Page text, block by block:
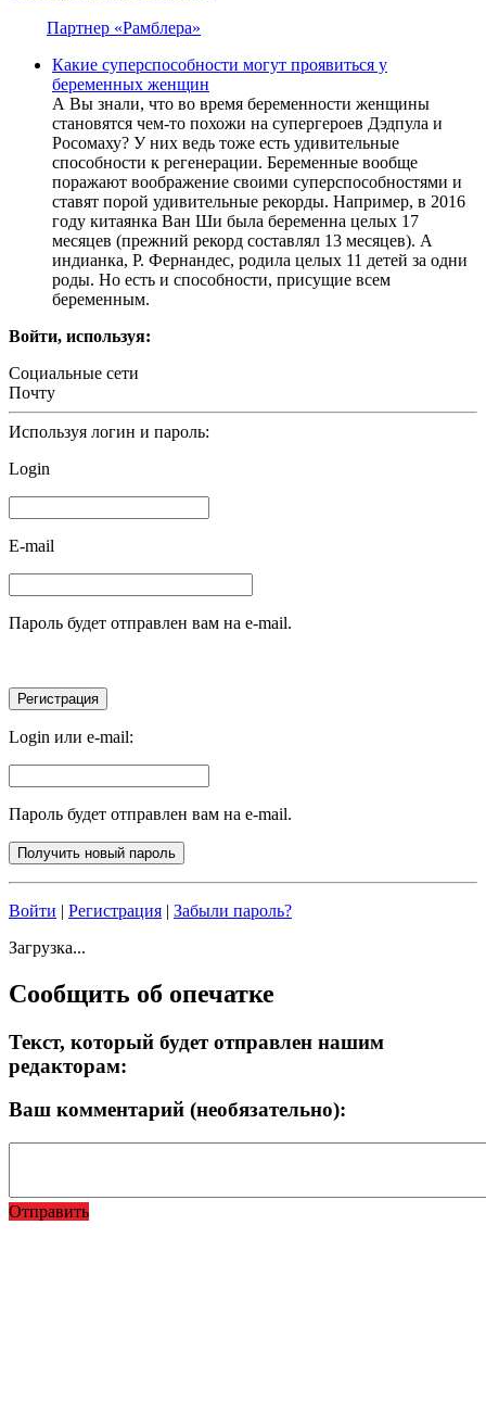
Партнер «Рамблера»
Какие суперспособности могут проявиться у
беременных женщин
А Вы знали, что во время беременности женщины
становятся чем-то похожи на супергероев Дэдпула и
Росомаху? У них ведь тоже есть удивительные
способности к регенерации. Беременные вообще
поражают воображение своими суперспособностями и
ставят порой удивительные рекорды. Например, в 2016
году китаянка Ван Ши была беременна целых 17
месяцев (прежний рекорд составлял 13 месяцев). А
индианка, Р. Фернандес, родила целых 11 детей за одни
роды. Но есть и способности, присущие всем
беременным.
Войти, используя:
Социальные сети
Почту
Используя логин и пароль:
Login
E-mail
Пароль будет отправлен вам на e-mail.
Login или e-mail:
Пароль будет отправлен вам на e-mail.
Войти | Регистрация | Забыли пароль?
Загрузка...
Сообщить об опечатке
Текст, который будет отправлен нашим
редакторам:
Ваш комментарий (необязательно):
Отправить